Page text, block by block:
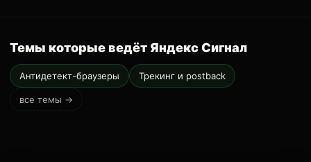
Темы которые ведёт Яндекс Сигнал
Антидетект-браузеры Трекинг и postback
все темы →